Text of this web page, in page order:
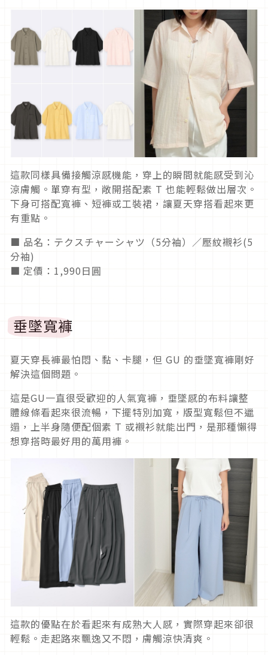
這款同樣具備接觸涼感機能，穿上的瞬間就能感受到沁
涼膚觸。單穿有型，敞開搭配素 T 也能輕鬆做出層次。
下身可搭配寬褲、短褲或工裝裙，讓夏天穿搭看起來更
有重點。
■ 品名：テクスチャーシャツ（5分袖）／壓紋襯衫(5
分袖)
■ 定價：1,990日圓
垂墜寬褲
夏天穿長褲最怕悶、黏、卡腿，但 GU 的垂墜寬褲剛好
解決這個問題。
這是GU一直很受歡迎的人氣寬褲，垂墜感的布料讓整
體線條看起來很流暢，下擺特別加寬，版型寬鬆但不邋
遢，上半身隨便配個素 T 或襯衫就能出門，是那種懶得
想穿搭時最好用的萬用褲。
這款的優點在於看起來有成熟大人感，實際穿起來卻很
輕鬆。走起路來飄逸又不悶，膚觸涼快清爽。